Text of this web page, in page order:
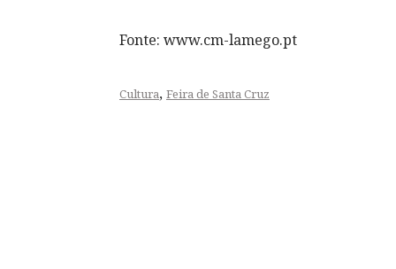
Fonte: www.cm-lamego.pt
Cultura, Feira de Santa Cruz